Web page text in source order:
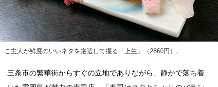
ご主人が鮮度のいいネタを厳選して握る「上生」（2860円）。
三条市の繁華街からすぐの立地でありながら、静かで落ち着